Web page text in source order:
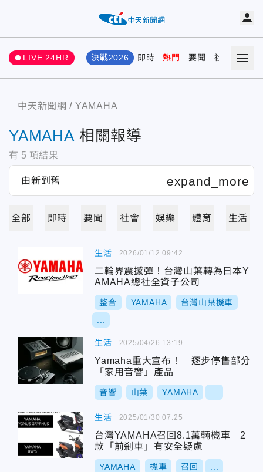
LIVE 24HR 決戰2026 即時 熱門 要聞 社會 娛樂
中天新聞網 YAMAHA
YAMAHA 相關報導
有 5 項結果
全部 即時 要聞 社會 娛樂 體育 生活
生活
二輪界震撼彈！台灣山葉轉為日本Y
AMAHA總社全資子公司
整合 YAMAHA 台灣山葉機車
2026/01/12 09:42
生活
Yamaha重大宣布！ 逐步停售部分
「家用音響」產品
音響 山葉 YAMAHA
2025/04/26 13:19
生活
台灣YAMAHA召回8.1萬輛機車 2
款「前剎車」有安全疑慮
YAMAHA 機車 召回
2025/01/30 07:25